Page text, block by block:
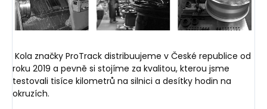
Kola značky ProTrack distribuujeme v České republice od
roku 2019 a pevně si stojíme za kvalitou, kterou jsme
testovali tisíce kilometrů na silnici a desítky hodin na
okruzích.